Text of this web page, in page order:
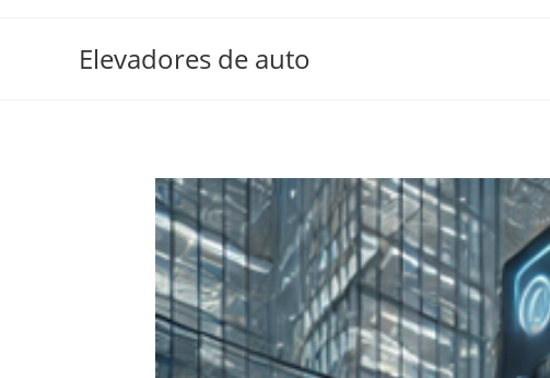
Elevadores de auto